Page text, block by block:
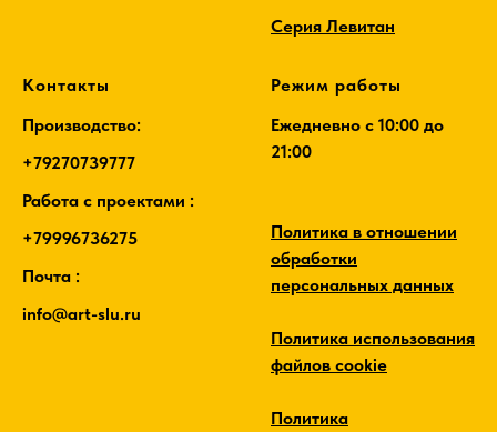
Серия Левитан
Контакты
Производство:
+79270739777
Работа с проектами :
+79996736275
Почта :
info@art-slu.ru
Режим работы
Ежедневно c 10:00 до
21:00
Политика в отношении
обработки
персональных данных
Политика использования
файлов cookie
Политика